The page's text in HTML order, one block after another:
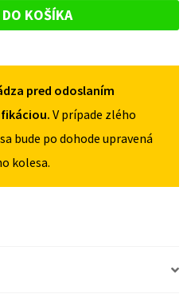
KOŠÍKA
pred odoslaním
V prípade zlého
bude po dohode upravená
kolesa.